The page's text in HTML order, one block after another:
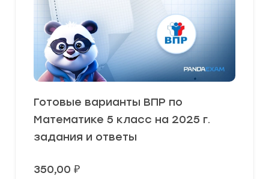
Готовые варианты ВПР по
Математике 5 класс на 2025 г.
задания и ответы
350,00 ₽